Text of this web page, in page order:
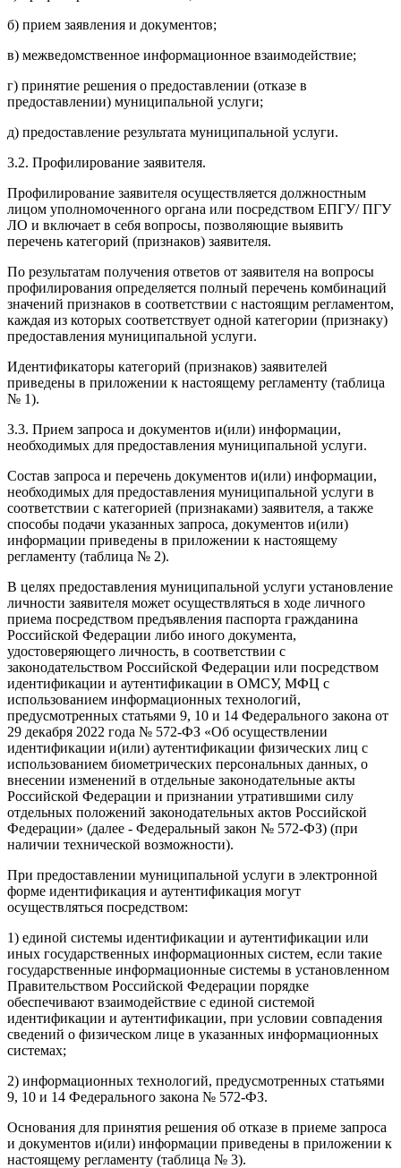
б) прием заявления и документов;
в) межведомственное информационное взаимодействие;
г) принятие решения о предоставлении (отказе в
предоставлении) муниципальной услуги;
д) предоставление результата муниципальной услуги.
3.2. Профилирование заявителя.
Профилирование заявителя осуществляется должностным
лицом уполномоченного органа или посредством ЕПГУ/ ПГУ
ЛО и включает в себя вопросы, позволяющие выявить
перечень категорий (признаков) заявителя.
По результатам получения ответов от заявителя на вопросы
профилирования определяется полный перечень комбинаций
значений признаков в соответствии с настоящим регламентом,
каждая из которых соответствует одной категории (признаку)
предоставления муниципальной услуги.
Идентификаторы категорий (признаков) заявителей
приведены в приложении к настоящему регламенту (таблица
№ 1).
3.3. Прием запроса и документов и(или) информации,
необходимых для предоставления муниципальной услуги.
Состав запроса и перечень документов и(или) информации,
необходимых для предоставления муниципальной услуги в
соответствии с категорией (признаками) заявителя, а также
способы подачи указанных запроса, документов и(или)
информации приведены в приложении к настоящему
регламенту (таблица № 2).
В целях предоставления муниципальной услуги установление
личности заявителя может осуществляться в ходе личного
приема посредством предъявления паспорта гражданина
Российской Федерации либо иного документа,
удостоверяющего личность, в соответствии с
законодательством Российской Федерации или посредством
идентификации и аутентификации в ОМСУ, МФЦ с
использованием информационных технологий,
предусмотренных статьями 9, 10 и 14 Федерального закона от
29 декабря 2022 года № 572-ФЗ «Об осуществлении
идентификации и(или) аутентификации физических лиц с
использованием биометрических персональных данных, о
внесении изменений в отдельные законодательные акты
Российской Федерации и признании утратившими силу
отдельных положений законодательных актов Российской
Федерации» (далее - Федеральный закон № 572-ФЗ) (при
наличии технической возможности).
При предоставлении муниципальной услуги в электронной
форме идентификация и аутентификация могут
осуществляться посредством:
1) единой системы идентификации и аутентификации или
иных государственных информационных систем, если такие
государственные информационные системы в установленном
Правительством Российской Федерации порядке
обеспечивают взаимодействие с единой системой
идентификации и аутентификации, при условии совпадения
сведений о физическом лице в указанных информационных
системах;
2) информационных технологий, предусмотренных статьями
9, 10 и 14 Федерального закона № 572-ФЗ.
Основания для принятия решения об отказе в приеме запроса
и документов и(или) информации приведены в приложении к
настоящему регламенту (таблица № 3).